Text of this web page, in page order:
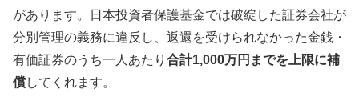
があります。日本投資者保護基金では破綻した証券会社が
分別管理の義務に違反し、返還を受けられなかった金銭・
有価証券のうち一人あたり 合計1,000万円までを上限に補
償してくれます。